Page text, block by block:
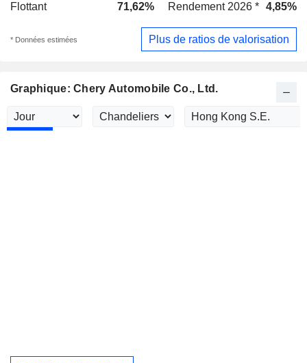
Flottant
71,62% Rendement 2026 * 4,85%
* Données estimées Plus de ratios de valorisation
Graphique: Chery Automobile Co., Ltd.